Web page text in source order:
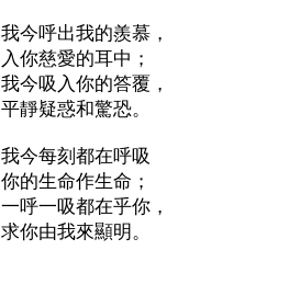
我今呼出我的羨慕，
入你慈愛的耳中；
我今吸入你的答覆，
平靜疑惑和驚恐。
我今每刻都在呼吸
你的生命作生命；
一呼一吸都在乎你，
求你由我來顯明。